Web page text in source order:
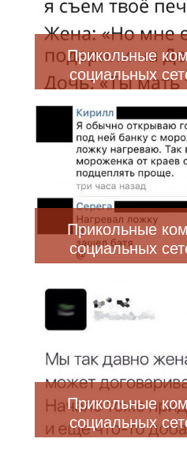
Прикольные
социальных
Прикольные
социальных
Прикольные
социальных